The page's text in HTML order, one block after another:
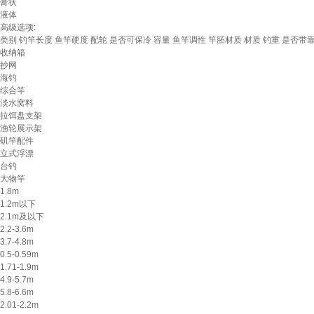
膏状
液体
高级选项:
类别 钓竿长度 鱼竿硬度 配轮 是否可保冷 容量 鱼竿调性 竿胚材质 材质 钓重 是否带
收纳箱
抄网
海钓
综合竿
淡水窝料
拉饵盘支架
渔轮展示架
矶竿配件
立式浮漂
台钓
大物竿
1.8m
1.2m以下
2.1m及以下
2.2-3.6m
3.7-4.8m
0.5-0.59m
1.71-1.9m
4.9-5.7m
5.8-6.6m
2.01-2.2m